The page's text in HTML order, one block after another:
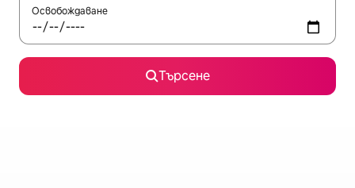
Освобождаване
Търсене